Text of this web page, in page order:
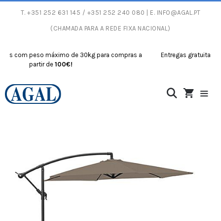
T. +351 252 631 145 / +351 252 240 080 | E. INFO@AGAL.PT
(CHAMADA PARA A REDE FIXA NACIONAL)
peso máximo de 30kg para compras a
partir de100€!
Entregas gratuitas com